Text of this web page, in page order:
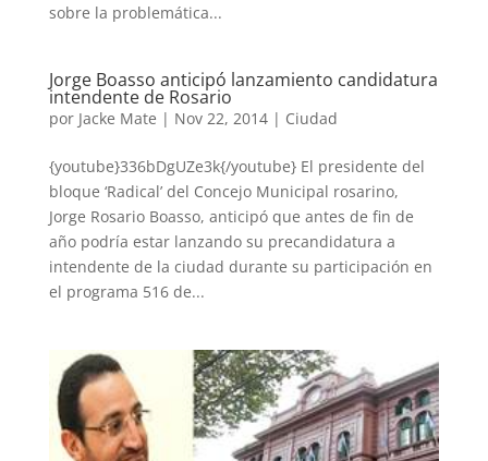
sobre la problemática...
Jorge Boasso anticipó lanzamiento candidatura
intendente de Rosario
por Jacke Mate | Nov 22, 2014| Ciudad
{youtube}336bDgUZe3k{/youtube} El presidente del
bloque ‘Radical’ del Concejo Municipal rosarino,
Jorge Rosario Boasso, anticipó que antes de fin de
año podría estar lanzando su precandidatura a
intendente de la ciudad durante su participación en
el programa 516 de...